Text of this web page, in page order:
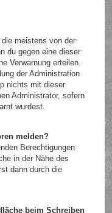
die meistens von der
du gegen eine dieser
Verwarnung erteilen.
der Administration
nichts mit dieser
Administrator, sofern
wurdest.
melden?
Berechtigungen
in der Nähe des
dann durch die
beim Schreiben